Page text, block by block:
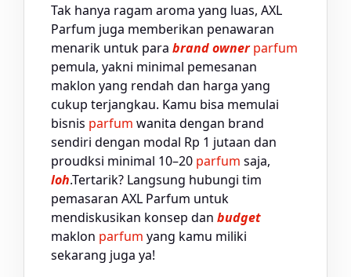
Tak hanya ragam aroma yang luas, AXL
Parfum juga memberikan penawaran
menarik untuk para brand ownerparfum
pemula, yakni minimal pemesanan
maklon yang rendah dan harga yang
cukup terjangkau. Kamu bisa memulai
bisnis parfum wanita dengan brand
sendiri dengan modal Rp 1 jutaan dan
proudksi minimal 10–20 parfum saja,
loh.Tertarik? Langsung hubungi tim
pemasaran AXL Parfum untuk
mendiskusikan konsep dan budget
maklon parfum yang kamu miliki
sekarang juga ya!